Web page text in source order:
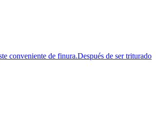
conveniente de finura.Después de ser triturado